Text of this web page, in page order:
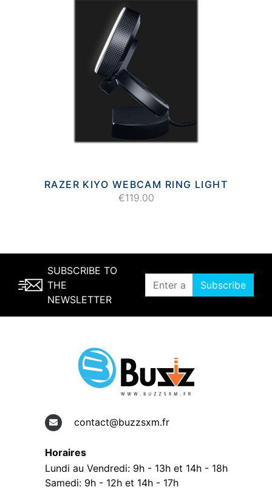
RAZER KIYO WEBCAM RING LIGHT
€119.00
SUBSCRIBE TO
THE
NEWSLETTER
Subscribe
contact@buzzsxm.fr
Horaires
Lundi au Vendredi: 9h - 13h et 14h - 18h
Samedi: 9h - 12h et 14h - 17h